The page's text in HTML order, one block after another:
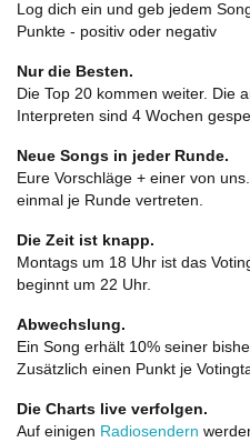
Log dich ein und geb jedem
Punkte - positiv oder negativ
Nur die Besten.
Die Top 20 kommen weiter. Die
Interpreten sind 4 Wochen
Neue Songs in jeder Runde.
Eure Vorschläge + einer von
einmal je Runde vertreten.
Die Zeit ist knapp.
Montags um 18 Uhr ist das
beginnt um 22 Uhr.
Abwechslung.
Ein Song erhält 10% seiner
Zusätzlich einen Punkt je
Die Charts live verfolgen.
Auf einigen Radiosendern